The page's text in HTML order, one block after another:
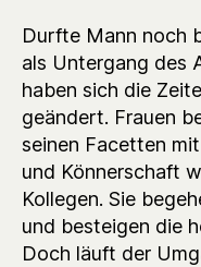
Durfte Mann noch
als Untergang des
haben sich die
geändert. Frauen
seinen Facetten
und Könnerschaft
Kollegen. Sie
und besteigen die
Doch läuft der